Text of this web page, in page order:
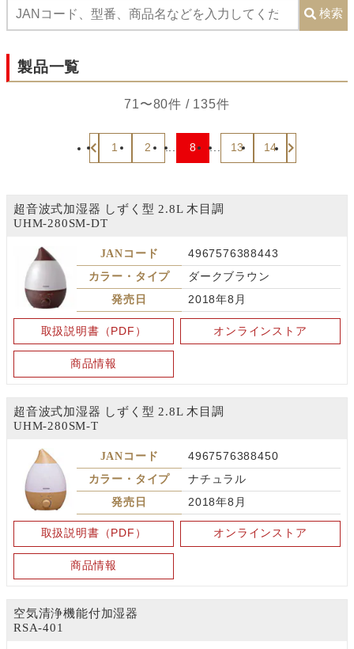
検索
製品一覧
71〜80件 / 135件
1 2 ... 8 ... 13 14
超音波式加湿器 しずく型 2.8L 木目調
UHM-280SM-DT
JANコード
4967576388443
カラー・タイプ
ダークブラウン
発売日
2018年8月
取扱説明書（PDF） オンラインストア
商品情報
超音波式加湿器 しずく型 2.8L 木目調
UHM-280SM-T
JANコード
4967576388450
カラー・タイプ
ナチュラル
発売日
2018年8月
取扱説明書（PDF） オンラインストア
商品情報
空気清浄機能付加湿器
RSA-401